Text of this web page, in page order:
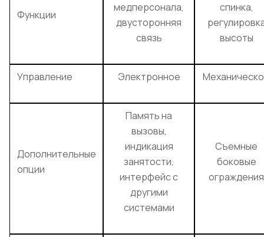
Функции
медперсонала,
двусторонняя
связь
спинка,
высоты
Управление Электронное
Дополнительные
опции
Память на
вызовы,
индикация
занятости,
интерфейс с
другими
системами
Съемные
боковые
ограждения